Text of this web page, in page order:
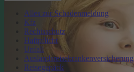
Alles zur Schadenmeldung
Kfz
Rechtsschutz
Haftpflicht
Unfall
Auslandsreisekrankenversicherung
Reisegepäck